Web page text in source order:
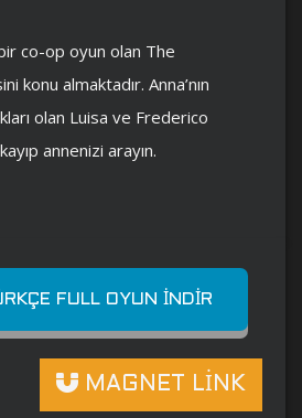
co-op oyun olan The
konu almaktadır. Anna’nın
olan Luisa ve Frederico
annenizi arayın.
FULL OYUN İNDIR
MAGNET LİNK